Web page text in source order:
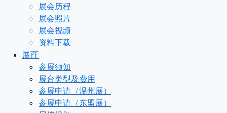
展会历程
展会照片
展会视频
资料下载
展商
参展须知
展台类型及费用
参展申请（温州展）
参展申请（东盟展）